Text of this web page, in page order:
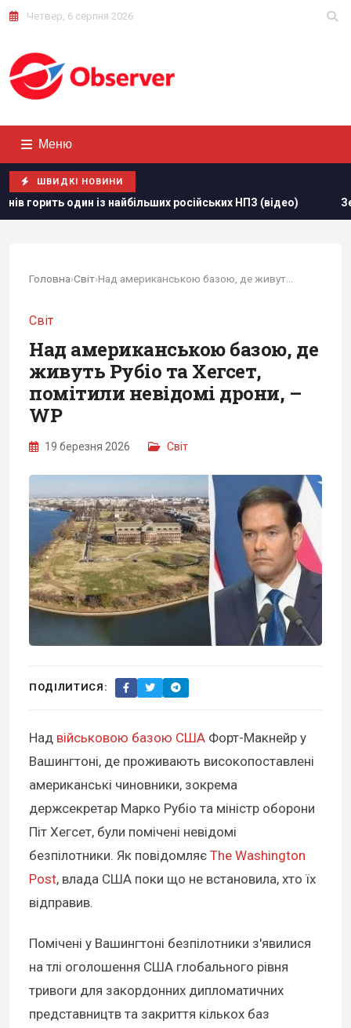
Четвер, 6 серпня 2026
Меню
ШВИДКІ НОВИНИ
російських НПЗ (відео) Зеленський
Головна›Світ›
Світ
Над американською базою, де
живуть Рубіо та Хегсет,
помітили невідомі дрони, –
WP
19 березня 2026 Світ
ПОДІЛИТИСЯ:
Над військовою базою США Форт-Макнейр у
Вашингтоні, де проживають високопоставлені
американські чиновники, зокрема
держсекретар Марко Рубіо та міністр оборони
Піт Хегсет, були помічені невідомі
безпілотники. Як повідомляє The Washington
Post, влада США поки що не встановила, хто їх
відправив.
Помічені у Вашингтоні безпілотники з'явилися
на тлі оголошення США глобального рівня
тривоги для закордонних дипломатичних
представництв та закриття кількох баз